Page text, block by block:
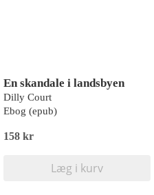
En skandale i landsbyen
Dilly Court
Ebog (epub)
158 kr
Læg i kurv